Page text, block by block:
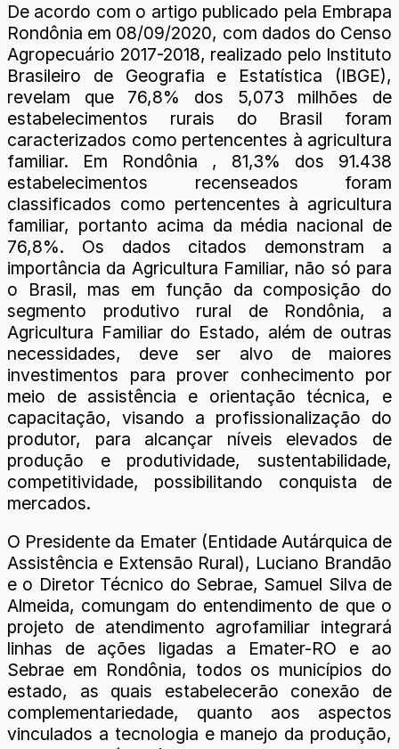
De acordo com o artigo publicado pela Embrapa
Rondônia em 08/09/2020, com dados do Censo
Agropecuário 2017-2018, realizado pelo Instituto
Brasileiro de Geografia e Estatística (IBGE),
revelam que 76,8% dos 5,073 milhões de
estabelecimentos rurais do Brasil foram
caracterizados como pertencentes à agricultura
familiar. Em Rondônia , 81,3% dos 91.438
estabelecimentos recenseados foram
classificados como pertencentes à agricultura
familiar, portanto acima da média nacional de
76,8%. Os dados citados demonstram a
importância da Agricultura Familiar, não só para
o Brasil, mas em função da composição do
segmento produtivo rural de Rondônia, a
Agricultura Familiar do Estado, além de outras
necessidades, deve ser alvo de maiores
investimentos para prover conhecimento por
meio de assistência e orientação técnica, e
capacitação, visando a profissionalização do
produtor, para alcançar níveis elevados de
produção e produtividade, sustentabilidade,
competitividade, possibilitando conquista de
mercados.
O Presidente da Emater (Entidade Autárquica de
Assistência e Extensão Rural), Luciano Brandão
e o Diretor Técnico do Sebrae, Samuel Silva de
Almeida, comungam do entendimento de que o
projeto de atendimento agrofamiliar integrará
linhas de ações ligadas a Emater-RO e ao
Sebrae em Rondônia, todos os municípios do
estado, as quais estabelecerão conexão de
complementariedade, quanto aos aspectos
vinculados a tecnologia e manejo da produção,